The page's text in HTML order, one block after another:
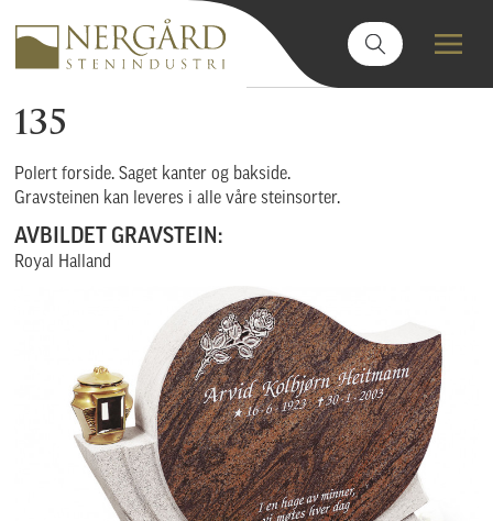
135
Polert forside. Saget kanter og bakside.
Gravsteinen kan leveres i alle våre steinsorter.
AVBILDET GRAVSTEIN:
Royal Halland